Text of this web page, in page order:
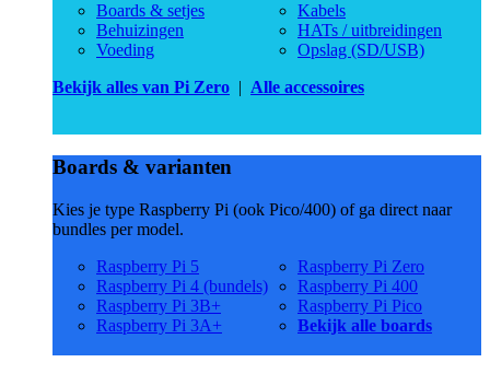
Boards & setjes
Behuizingen
Voeding
Kabels
HATs / uitbreidingen
Opslag (SD/USB)
Bekijk alles van Pi Zero | Alle accessoires
Boards & varianten
Kies je type Raspberry Pi (ook Pico/400) of ga direct naar
bundles per model.
Raspberry Pi 5
Raspberry Pi 4 (bundels)
Raspberry Pi 3B+
Raspberry Pi 3A+
Raspberry Pi Zero
Raspberry Pi 400
Raspberry Pi Pico
Bekijk alle boards